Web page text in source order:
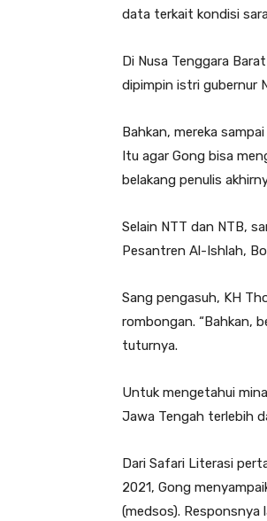
data terkait kondisi
Di Nusa Tenggara
dipimpin istri gubernur
Bahkan, mereka
Itu agar Gong bisa
belakang penulis
Selain NTT dan NTB,
Pesantren Al-Ishlah,
Sang pengasuh, KH
rombongan. “Bahkan,
tuturnya.
Untuk mengetahui
Jawa Tengah terlebih
Dari Safari Literasi
2021, Gong
(medsos).